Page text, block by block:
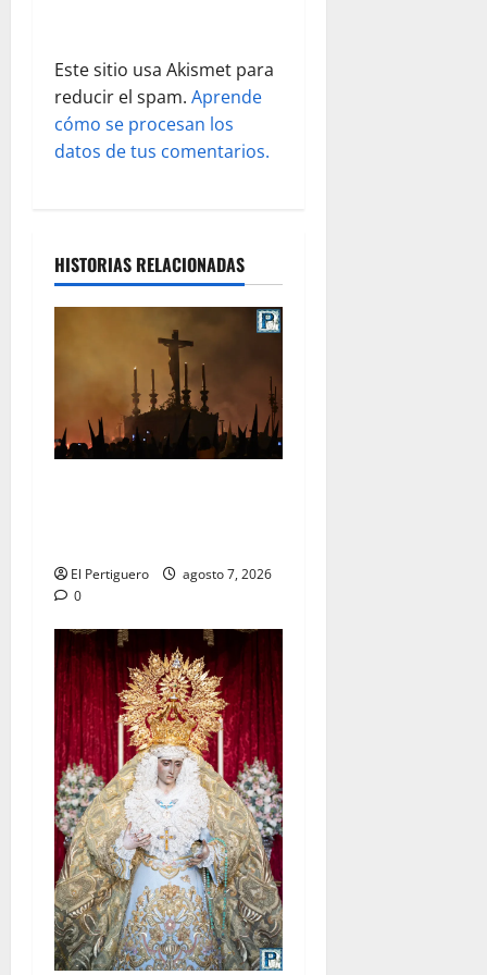
a
d
a
Este sitio usa Akismet para
reducir el spam. Aprende
cómo se procesan los
datos de tus comentarios.
HISTORIAS RELACIONADAS
El Pertiguero
agosto 7, 2026
0